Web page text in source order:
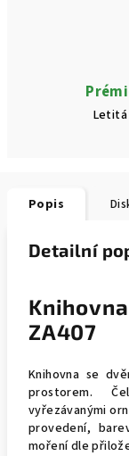
Letitá
Popis
Detailní
ZA407
Knihovna se
prostorem.
vyřezávanými
provedení,
moření dle